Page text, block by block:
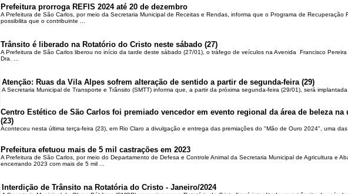
Prefeitura prorroga REFIS 2024 até 20 de dezembro
A Prefeitura de São Carlos, por meio da Secretaria Municipal de Receitas e Rendas, informa que o Programa de Recuperação
possibilita que o contribuinte ...
Trânsito é liberado na Rotatório do Cristo neste sábado (27)
A Prefeitura de São Carlos liberou no início da tarde deste sábado (27/01), o tráfego de veículos na Avenida Francisco
Dra. ...
Atenção: Ruas da Vila Alpes sofrem alteração de sentido a partir de segunda-feira (29)
A Secretaria Municipal de Transporte e Trânsito (SMTT) informa que, a partir da próxima segunda-feira (29/01), será implantada
Centro Estético de São Carlos foi premiado vencedor em evento regional da área de beleza na
(23)
Aconteceu nesta última terça-feira (23), em Rio Claro a divulgação e entrega das premiações do "Mão de Ouro 2024", uma das
Prefeitura efetuou mais de 5 mil castrações em 2023
A Prefeitura de São Carlos, por meio do Departamento de Defesa e Controle Animal da Secretaria Municipal de Agricultura e
encerrando 2023 com mais de 5 mil ...
Interdição de Trânsito na Rotatória do Cristo - Janeiro/2024